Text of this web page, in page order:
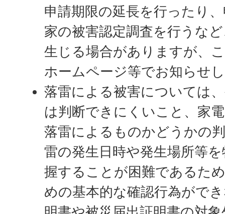
申請期限の延長を行ったり
家の被害認定調査を行うな
生じる場合がありますが、
ホームページ等でお知らせ
落雷による被害については
は判断できにくいこと、家
落雷によるものかどうかの
雷の発生日時や発生場所等
握することが困難であるた
めの基本的な確認行為がで